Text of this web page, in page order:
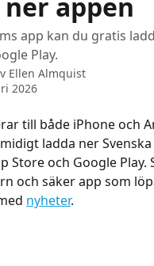
app kan du gratis
Play.
Ellen Almquist
2026
till både iPhone och
ladda ner
Store och Google Play.
och säker app som
nyheter.